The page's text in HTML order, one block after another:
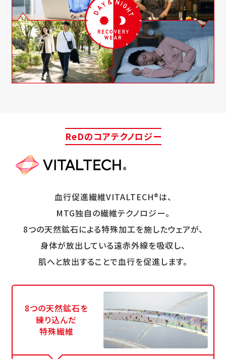
ReDのコアテクノロジー
血行促進繊維VITALTECH®は、
MTG独自の繊維テクノロジー。
8つの天然鉱石による特殊加工を施したウェアが、
身体が放出している遠赤外線を吸収し、
肌へと放出することで血行を促進します。
8つの天然鉱石を
練り込んだ
特殊繊維